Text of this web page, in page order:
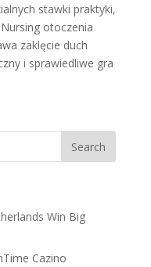
stawki praktyki,
otoczenia
zaklęcie duch
i sprawiedliwe gra
Win Big
Cazino